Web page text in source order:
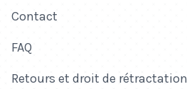
Contact
FAQ
Retours et droit de rétractation